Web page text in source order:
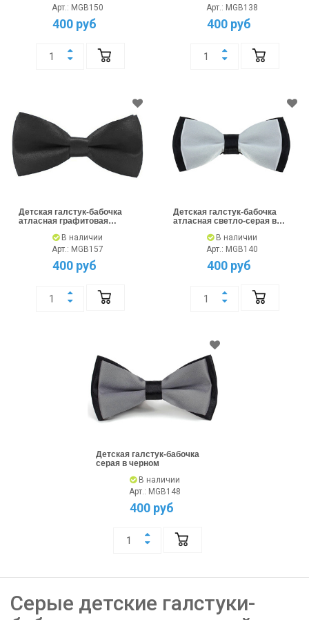
Арт.: MGB150
400 руб
Арт.: MGB138
400 руб
Детская галстук-бабочка
атласная графитовая
В наличии
Арт.: MGB157
400 руб
Детская галстук-бабочка
атласная светло-серая в
В наличии
Арт.: MGB140
400 руб
Детская галстук-бабочка
серая в черном
В наличии
Арт.: MGB148
400 руб
Серые детские галстуки-